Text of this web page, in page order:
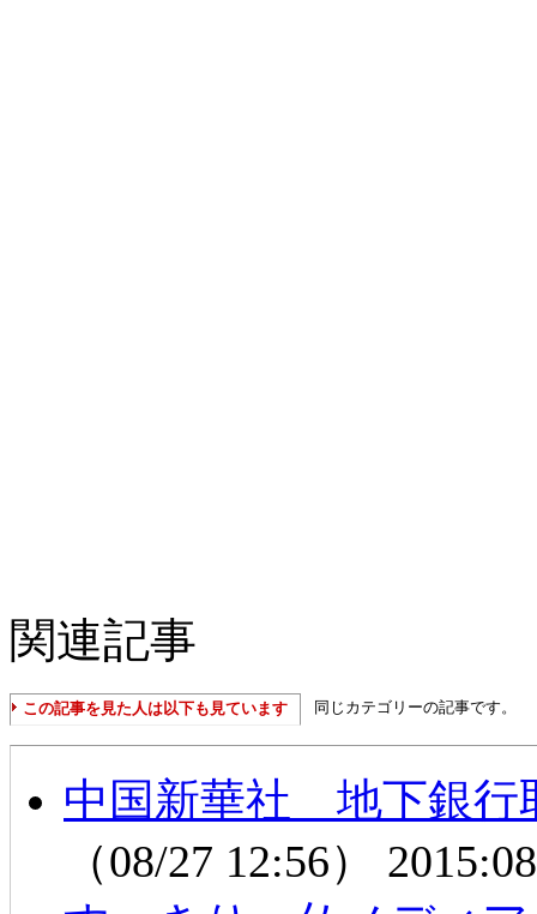
関連記事
この記事を見た人は以下も見ています 同じカテゴリーの記事です。
中国新華社 地下銀行
（08/27 12:56）